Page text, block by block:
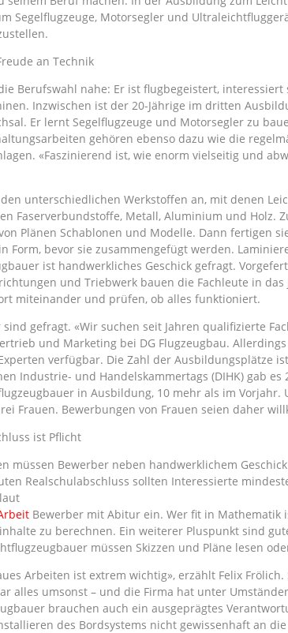
Segelflugzeuge, Motorsegler und
an Technik
Berufswahl nahe: Er ist flugbegeistert,
Inzwischen ist der 20-Jährige im dritten
Er lernt Segelflugzeuge und Motorsegler zu
gehören ebenso dazu wie die
«Faszinierend ist, wie enorm vielseitig und
unterschiedlichen Werkstoffen an, mit denen
Faserverbundstoffe, Metall, Aluminium und Holz.
Plänen Schablonen und Modelle. Dann fertigen
Form, bevor sie zusammengefügt werden.
ist handwerkliches Geschick gefragt.
und Triebwerk bauen die Fachleute in
miteinander und prüfen, ob alles funktioniert.
gefragt. «Wir suchen seit Jahren qualifizierte
und Marketing bei DG Flugzeugbau.
verfügbar. Die Zahl der Ausbildungsplätze
Industrie- und Handelskammertags (DIHK) gab
in Ausbildung, 10 mehr als im Vorjahr.
Frauen. Bewerbungen von Frauen seien daher
ist Pflicht
müssen Bewerber neben handwerklichem
Realschulabschluss sollten Interessierte
Bewerber mit Abitur ein. Wer fit in Mathematik
zu berechnen. Ein weiterer Pluspunkt sind
müssen Skizzen und Pläne lesen
Arbeiten ist extrem wichtig», erzählt Felix
alles umsonst – und die Firma hat unter
brauchen auch ein ausgeprägtes
des Bordsystems nicht gewissenhaft an